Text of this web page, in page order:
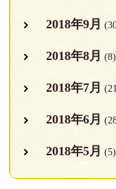
2018年9月
2018年8月 (8)
2018年7月
2018年6月
2018年5月 (5)